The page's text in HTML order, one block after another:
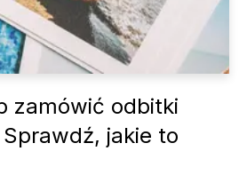
zamówić odbitki
jakie to